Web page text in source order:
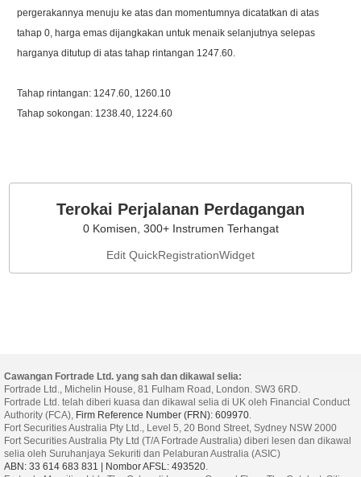
pergerakannya menuju ke atas dan momentumnya dicatatkan di atas
tahap 0, harga emas dijangkakan untuk menaik selanjutnya selepas
harganya ditutup di atas tahap rintangan 1247.60.
Tahap rintangan: 1247.60, 1260.10
Tahap sokongan: 1238.40, 1224.60
Terokai Perjalanan Perdagangan
0 Komisen, 300+ Instrumen Terhangat
Edit QuickRegistrationWidget
Cawangan Fortrade Ltd. yang sah dan dikawal selia:
Fortrade Ltd., Michelin House, 81 Fulham Road, London. SW3 6RD.
Fortrade Ltd. telah diberi kuasa dan dikawal selia di UK oleh Financial Conduct
Authority (FCA), Firm Reference Number (FRN): 609970.
Fort Securities Australia Pty Ltd., Level 5, 20 Bond Street, Sydney NSW 2000
Fort Securities Australia Pty Ltd (T/A Fortrade Australia) diberi lesen dan dikawal
selia oleh Suruhanjaya Sekuriti dan Pelaburan Australia (ASIC)
ABN: 33 614 683 831 | Nombor AFSL: 493520.